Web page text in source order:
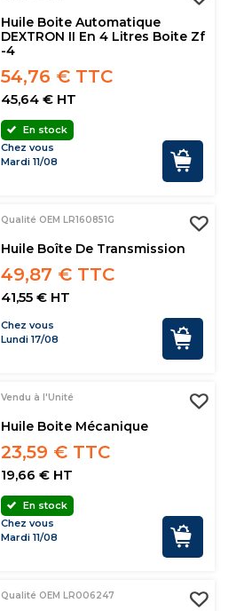
Huile Boite Automatique
DEXTRON II En 4 Litres Boite Zf
-4
54,76 € TTC
45,64 € HT
En stock
Chez vous
Mardi 11/08
Qualité OEM LR160851G
Huile Boîte De Transmission
49,87 € TTC
41,55 € HT
Chez vous
Lundi 17/08
Vendu à l'Unité
Huile Boite Mécanique
23,59 € TTC
19,66 € HT
En stock
Chez vous
Mardi 11/08
Qualité OEM LR006247